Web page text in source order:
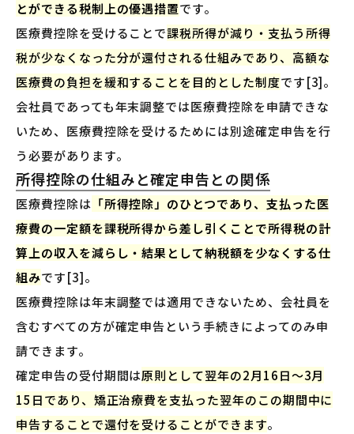
とができる税制上の優遇措置です。
医療費控除を受けることで課税所得が減り・支払う所得
税が少なくなった分が還付される仕組みであり、高額な
医療費の負担を緩和することを目的とした制度です[3]。
会社員であっても年末調整では医療費控除を申請できな
いため、医療費控除を受けるためには別途確定申告を行
う必要があります。
所得控除の仕組みと確定申告との関係
医療費控除は 「所得控除」のひとつであり、支払った医
療費の一定額を課税所得から差し引くことで所得税の計
算上の収入を減らし・結果として納税額を少なくする仕
組みです[3]。
医療費控除は年末調整では適用できないため、会社員を
含むすべての方が確定申告という手続きによってのみ申
請できます。
確定申告の受付期間は原則として翌年の2月16日〜3月
15日であり、矯正治療費を支払った翌年のこの期間中に
申告することで還付を受けることができます。